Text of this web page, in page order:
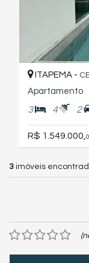
ITAPEMA -
Apartamento
3 4 2
R$ 1.549.000,
3 imóveis